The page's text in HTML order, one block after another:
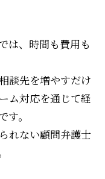
は、時間も費用も
談先を増やすだけ
ム対応を通じて経
。
れない顧問弁護士